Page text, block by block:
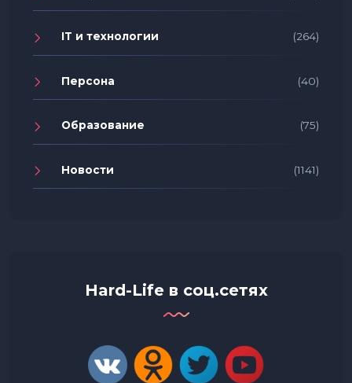
IT и технологии (264)
Персона (40)
Образование (75)
Новости (1141)
Hard-Life в соц.сетях